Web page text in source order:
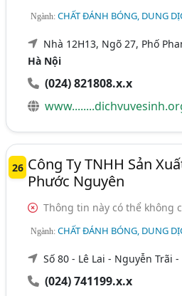
Ngành:CHẤT ĐÁNH BÓNG, DUNG
Nhà 12H13, Ngõ 27, Phố
Hà Nội
(024) 821808.x.x
26 Công Ty TNHH Sản
Phước Nguyên
Thông tin này có thể không
Ngành:CHẤT ĐÁNH BÓNG, DUNG
Số 80 - Lê Lai - Nguyễn Trãi
(024) 741199.x.x